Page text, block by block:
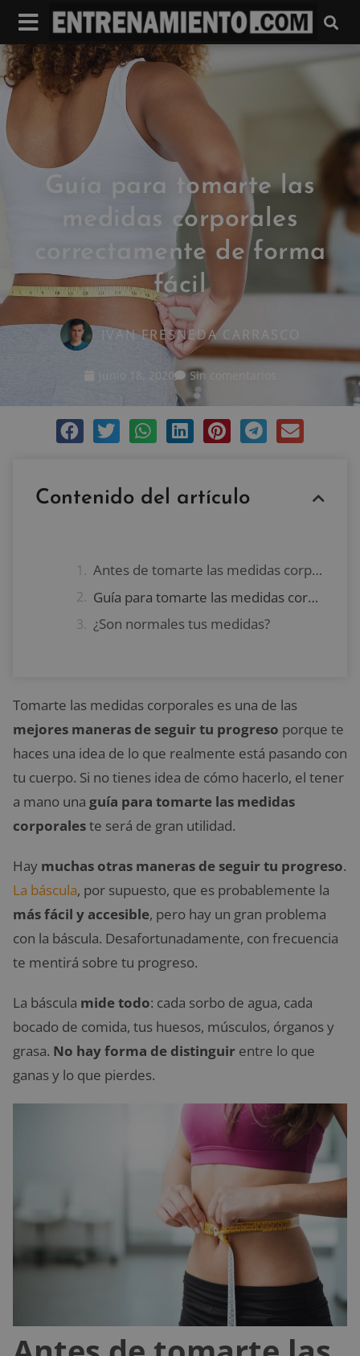
Guía para tomarte las
medidas corporales
correctamente de forma
fácil
IVAN FRESNEDA CARRASCO
junio 18, 2020 Sin comentarios
Contenido del artículo
Antes de tomarte las medidas corporales
Guía para tomarte las medidas corporales
¿Son normales tus medidas?
Tomarte las medidas corporales es una de las
mejores maneras de seguir tu progreso porque te
haces una idea de lo que realmente está pasando con
tu cuerpo. Si no tienes idea de cómo hacerlo, el tener
a mano una guía para tomarte las medidas
corporaleste será de gran utilidad.
Hay muchas otras maneras de seguir tu progreso.
La báscula, por supuesto, que es probablemente la
más fácil y accesible, pero hay un gran problema
con la báscula. Desafortunadamente, con frecuencia
te mentirá sobre tu progreso.
La báscula mide todo: cada sorbo de agua, cada
bocado de comida, tus huesos, músculos, órganos y
grasa. No hay forma de distinguir entre lo que
ganas y lo que pierdes.